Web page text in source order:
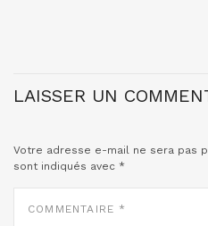
LAISSER UN
Votre adresse e-mail ne sera pas
sont indiqués avec *